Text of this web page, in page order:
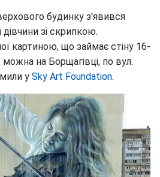
будинку з'явився
зі скрипкою.
картиною, що займає стіну 16-
на Борщагівці, по вул.
у Sky Art Foundation.